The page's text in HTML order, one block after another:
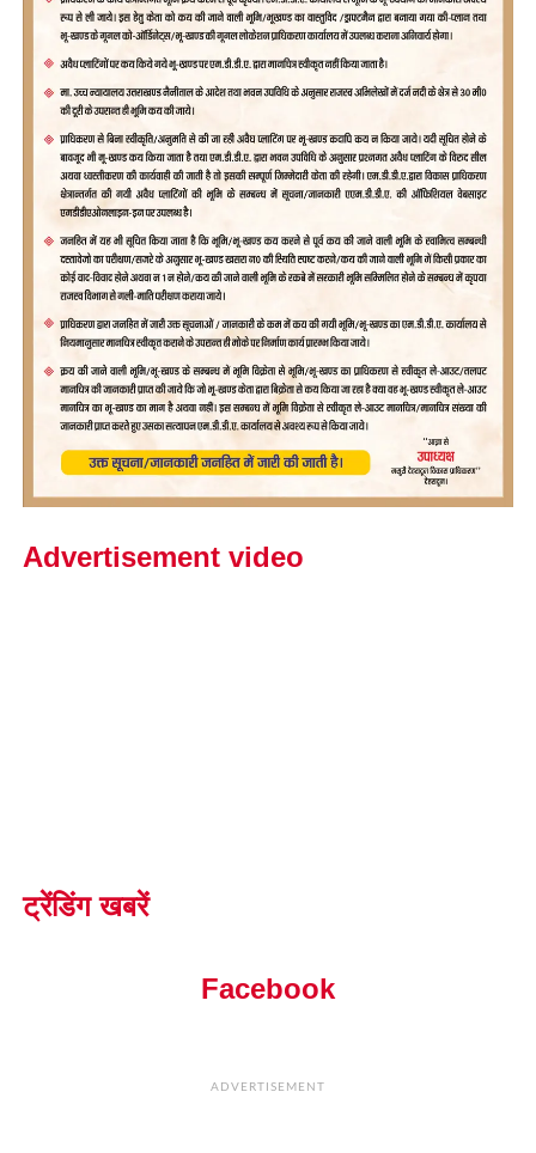
Advertisement video
ट्रेंडिंग खबरें
Facebook
ADVERTISEMENT